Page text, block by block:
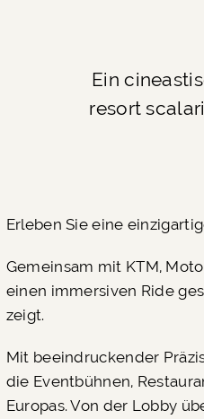
Ein
resort
Erleben Sie eine
Gemeinsam mit KTM,
einen immersiven Ride
zeigt.
Mit beeindruckender
die Eventbühnen,
Europas. Von der Lobby